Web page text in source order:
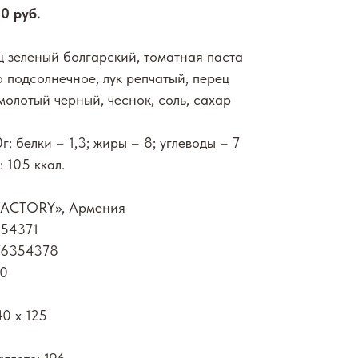
руб.
болгарский, томатная паста
лук репчатый, перец
черный, чеснок, соль, сахар
белки – 1,3; жиры – 8; углеводы – 7
105 ккал.
Армения
х 125